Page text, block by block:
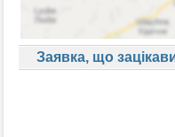
Заявка, що